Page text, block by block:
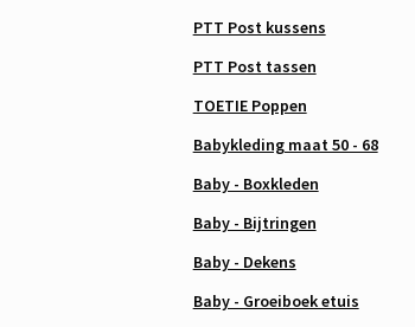
PTT Post kussens
PTT Post tassen
TOETIE Poppen
Babykleding maat 50 - 68
Baby - Boxkleden
Baby - Bijtringen
Baby - Dekens
Baby - Groeiboek etuis